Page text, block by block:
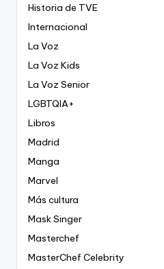
Historia de TVE
Internacional
La Voz
La Voz Kids
La Voz Senior
LGBTQIA+
Libros
Madrid
Manga
Marvel
Más cultura
Mask Singer
Masterchef
MasterChef Celebrity